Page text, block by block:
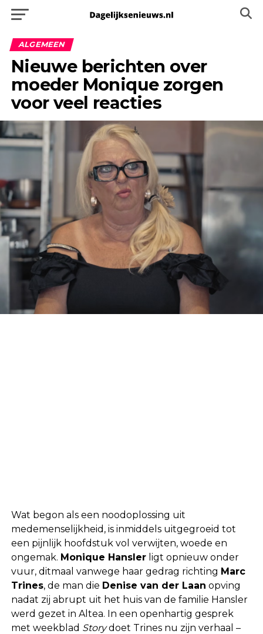
ALGEMEEN
Nieuwe berichten over
moeder Monique zorgen
voor veel reacties
Wat begon als een noodoplossing uit
medemenselijkheid, is inmiddels uitgegroeid tot
een pijnlijk hoofdstuk vol verwijten, woede en
ongemak. Monique Hanslerligt opnieuw onder
vuur, ditmaal vanwege haar gedrag richting Marc
Trines, de man die Denise van der Laan opving
nadat zij abrupt uit het huis van de familie Hansler
werd gezet in Altea. In een openhartig gesprek
met weekblad Storydoet Trines nu zijn verhaal –